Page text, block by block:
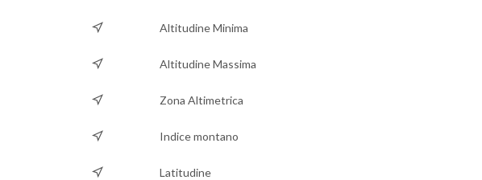
Altitudine Minima
Altitudine Massima
Zona Altimetrica
Indice montano
Latitudine